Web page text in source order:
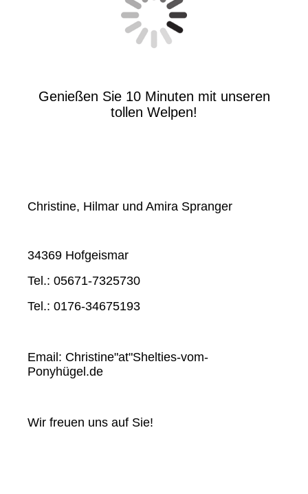
Genießen Sie 10 Minuten mit unseren
tollen Welpen!
Christine, Hilmar und Amira Spranger
34369 Hofgeismar
Tel.: 05671-7325730
Tel.: 0176-34675193
Email: Christine"at"Shelties-vom-
Ponyhügel.de
Wir freuen uns auf Sie!